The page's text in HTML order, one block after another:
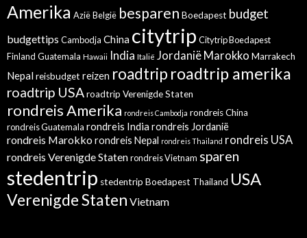
Amerika AziëBelgië besparen Boedapest budget
budgettips Cambodja China citytrip Citytrip Boedapest
Finland Guatemala Hawaii India Italië Jordanië Marokko Marrakech
Nepalreisbudget reizen roadtrip roadtrip amerika
roadtrip USAroadtrip Verenigde Staten
rondreis Amerika rondreis Cambodja rondreis China
rondreis Guatemala rondreis Indiarondreis Jordanië
rondreis Marokkorondreis Nepal rondreis Thailand rondreis USA
rondreis Verenigde Statenrondreis Vietnam sparen
stedentrip stedentrip Boedapest Thailand USA
Verenigde Staten Vietnam